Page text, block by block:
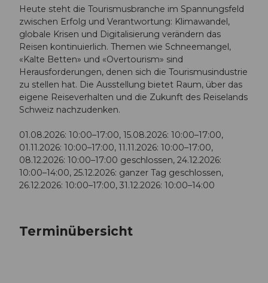
Heute steht die Tourismusbranche im Spannungsfeld
zwischen Erfolg und Verantwortung: Klimawandel,
globale Krisen und Digitalisierung verändern das
Reisen kontinuierlich. Themen wie Schneemangel,
«Kalte Betten» und «Overtourism» sind
Herausforderungen, denen sich die Tourismusindustrie
zu stellen hat. Die Ausstellung bietet Raum, über das
eigene Reiseverhalten und die Zukunft des Reiselands
Schweiz nachzudenken.
01.08.2026: 10:00–17:00, 15.08.2026: 10:00–17:00,
01.11.2026: 10:00–17:00, 11.11.2026: 10:00–17:00,
08.12.2026: 10:00–17:00 geschlossen, 24.12.2026:
10:00–14:00, 25.12.2026: ganzer Tag geschlossen,
26.12.2026: 10:00–17:00, 31.12.2026: 10:00–14:00
Terminübersicht